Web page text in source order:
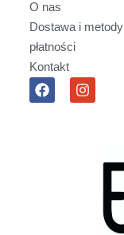
O nas
Dostawa i metody
płatności
Kontakt
F
a
I
n